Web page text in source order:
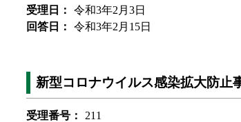
受理日：
令和3年2月3日
回答日：
令和3年2月15日
新型コロナウイルス感染拡大防止
受理番号：
211